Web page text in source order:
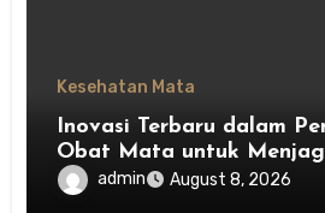
Kesehatan Mata
Inovasi Terbaru dalam
Obat Mata untuk
Mataadmin August 8, 2026